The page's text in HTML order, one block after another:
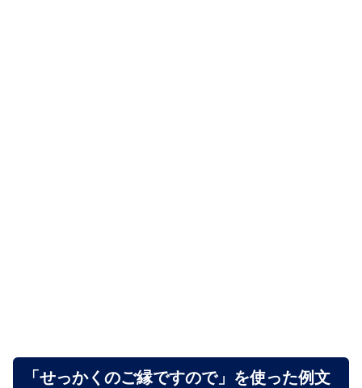
「せっかくのご縁ですので」を使った例文